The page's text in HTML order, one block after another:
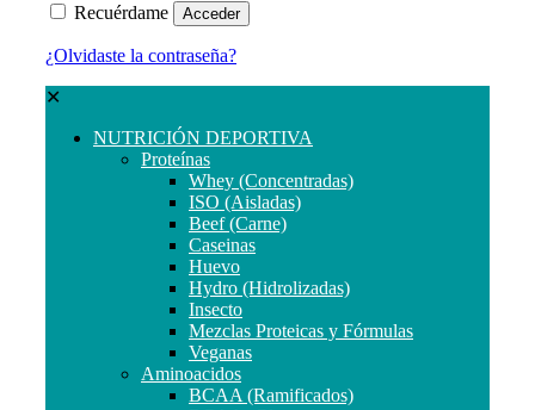
Recuérdame Acceder
¿Olvidaste la contraseña?
✕
NUTRICIÓN DEPORTIVA
Proteínas
Whey (Concentradas)
ISO (Aisladas)
Beef (Carne)
Caseinas
Huevo
Hydro (Hidrolizadas)
Insecto
Mezclas Proteicas y Fórmulas
Veganas
Aminoacidos
BCAA (Ramificados)